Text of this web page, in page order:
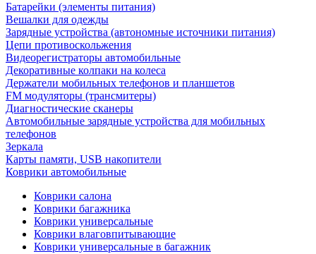
Батарейки (элементы питания)
Вешалки для одежды
Зарядные устройства (автономные источники питания)
Цепи противоскольжения
Видеорегистраторы автомобильные
Декоративные колпаки на колеса
Держатели мобильных телефонов и планшетов
FM модуляторы (трансмитеры)
Диагностические сканеры
Автомобильные зарядные устройства для мобильных
телефонов
Зеркала
Карты памяти, USB накопители
Коврики автомобильные
Коврики салона
Коврики багажника
Коврики универсальные
Коврики влаговпитывающие
Коврики универсальные в багажник